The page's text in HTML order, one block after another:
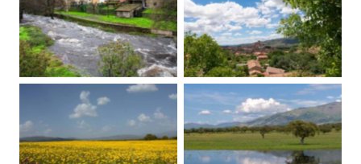
Javier Lumeras Javier Lumeras
Javier Lumeras Javier Lumeras